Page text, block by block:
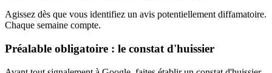
Agissez dès que vous identifiez un avis potentiellement diffamatoire.
Chaque semaine compte.
Préalable obligatoire : le constat d'huissier